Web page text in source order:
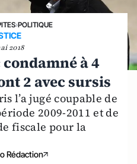
›POLITIQUE
2018
à 4
2 avec sursis
l’a jugé coupable de
2009-2011 et de
fiscale pour la
Rédaction